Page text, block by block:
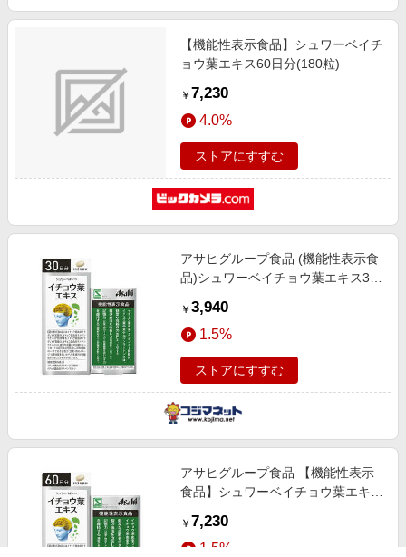
【機能性表示食品】シュワーベイチ
ョウ葉エキス60日分(180粒)
￥ 7,230
4.0%
ストアにすすむ
アサヒグループ食品 (機能性表示食
品)シュワーベイチョウ葉エキス30
￥ 3,940
1.5%
ストアにすすむ
アサヒグループ食品 【機能性表示
食品】シュワーベイチョウ葉エキス
￥ 7,230
1.5%